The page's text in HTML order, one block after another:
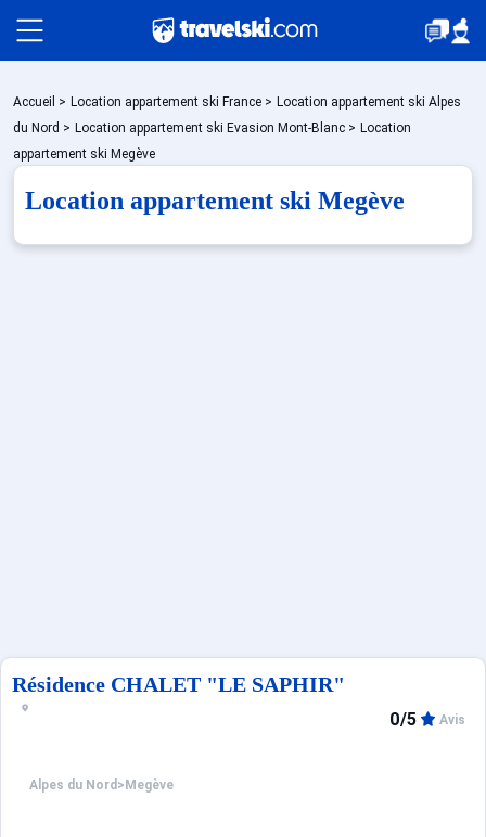
Packages
Accueil > Location appartement ski France > Location appartement ski Alpes
du Nord > Location appartement ski Evasion Mont-Blanc > Location
appartement ski Megève
Location appartement ski Megève
Résidence CHALET "LE SAPHIR"
Alpes du Nord > Megève
0/5 Avis